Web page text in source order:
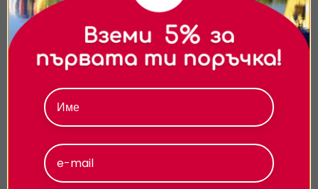
За какви поводи е подходящо
преживяването?
Подарявай модерно
съдържание и реклами. Можете да приемете
всички бисквитки, да откажете всички или да
изберете предпочитания.За повече информация
относно начина, по който обработваме вашите
поверителност.
Приемам